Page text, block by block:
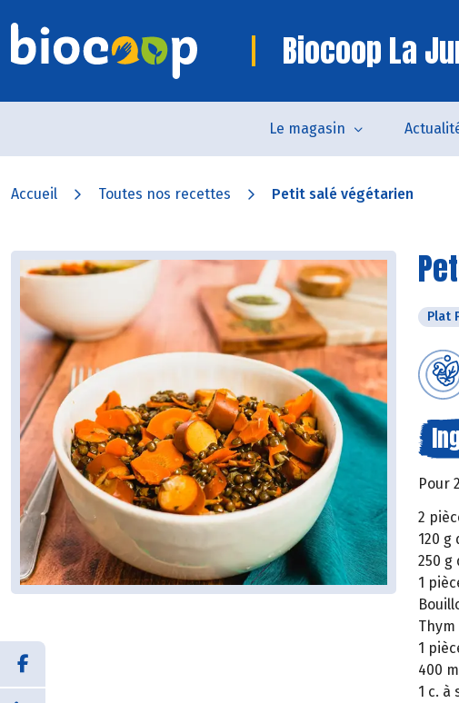
Biocoop La
Le magasin
Accueil Toutes nos recettes Petit salé végétarien
Plat
Pour
2
120 g
250 g
1
Thym
1
400
1 c. à